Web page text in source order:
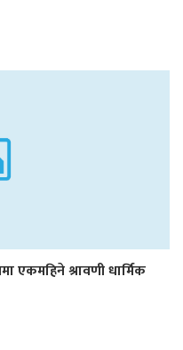
एकमहिने श्रावणी धार्मिक